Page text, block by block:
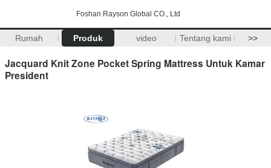
Foshan Rayson Global CO., Ltd
Rumah Produk video Tentang kami >>
Jacquard Knit Zone Pocket Spring Mattress Untuk Kamar
President